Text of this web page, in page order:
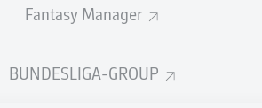
Fantasy Manager
BUNDESLIGA-GROUP
TEMPORADA